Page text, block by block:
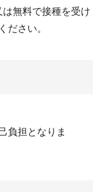
無料で接種を受け
ださい。
負担となりま